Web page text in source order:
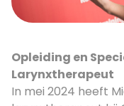
Opleiding en
Larynxtherapeut
In mei 2024 heeft